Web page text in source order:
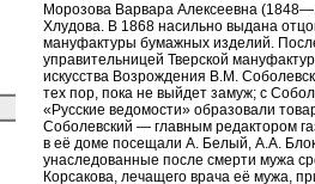
Морозова Варвара Алексеевна
Хлудова. В 1868 насильно выдана
мануфактуры бумажных изделий.
управительницей Тверской
искусства Возрождения В.М.
тех пор, пока не выйдет замуж; с
«Русские ведомости» образовали
Соболевский — главным редактором
в её доме посещали А. Белый, А.А.
унаследованные после смерти мужа
Корсакова, лечащего врача её мужа,